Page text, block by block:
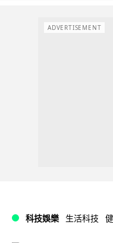
ADVERTISEMENT
科技娛樂 生活科技